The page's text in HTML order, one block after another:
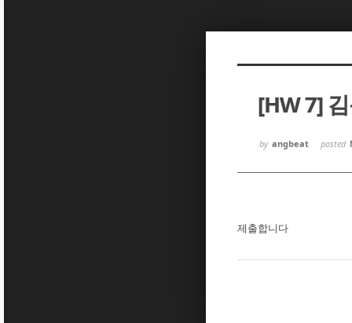
[HW 7]
by angbeat posted
제출합니다
Sketchbook5, 스케치북5
Sketchbook5, 스케치북5
Sketchbook5, 스케치북5
Sketchbook5, 스케치북5